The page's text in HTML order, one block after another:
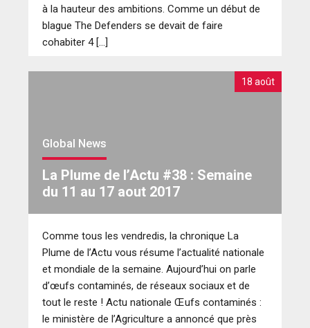
à la hauteur des ambitions. Comme un début de
blague The Defenders se devait de faire
cohabiter 4 […]
18 août
Global News
La Plume de l’Actu #38 : Semaine
du 11 au 17 aout 2017
Comme tous les vendredis, la chronique La
Plume de l’Actu vous résume l’actualité nationale
et mondiale de la semaine. Aujourd’hui on parle
d’œufs contaminés, de réseaux sociaux et de
tout le reste ! Actu nationale Œufs contaminés :
le ministère de l’Agriculture a annoncé que près